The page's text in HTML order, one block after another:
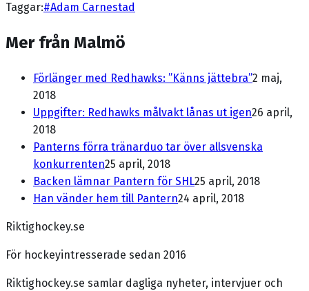
Taggar:#Adam Carnestad
Mer från Malmö
Förlänger med Redhawks: ”Känns jättebra”2 maj,
2018
Uppgifter: Redhawks målvakt lånas ut igen26 april,
2018
Panterns förra tränarduo tar över allsvenska
konkurrenten25 april, 2018
Backen lämnar Pantern för SHL25 april, 2018
Han vänder hem till Pantern24 april, 2018
Riktighockey.se
För hockeyintresserade sedan 2016
Riktighockey.se samlar dagliga nyheter, intervjuer och